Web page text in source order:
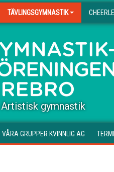
TÄVLINGSGYMNASTIK
Artistisk gymnastik
VÅRA GRUPPER KVINNLIG AG